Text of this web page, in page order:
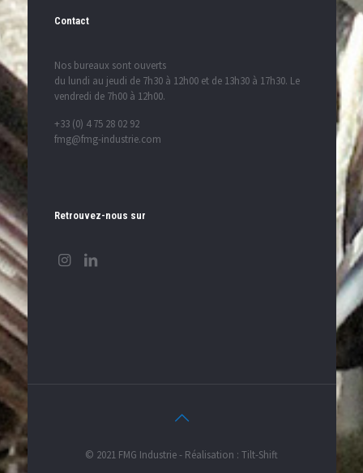
Contact
Nos bureaux sont ouverts
du lundi au jeudi de 7h30 à 12h00 et de 13h30 à 17h30. Le
vendredi de 7h00 à 12h00.
+33 (0) 4 75 28 02 92
fmg@fmg-industrie.com
Retrouvez-nous sur
© 2021 FMG Industrie - Réalisation : Tilt-Shift